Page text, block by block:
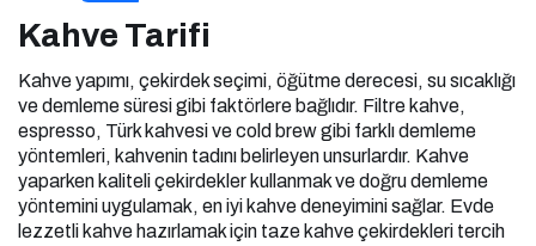
Kahve Tarifi
Kahve yapımı, çekirdek seçimi, öğütme derecesi, su sıcaklığı
ve demleme süresi gibi faktörlere bağlıdır. Filtre kahve,
espresso, Türk kahvesi ve cold brew gibi farklı demleme
yöntemleri, kahvenin tadını belirleyen unsurlardır. Kahve
yaparken kaliteli çekirdekler kullanmak ve doğru demleme
yöntemini uygulamak, en iyi kahve deneyimini sağlar. Evde
lezzetli kahve hazırlamak için taze kahve çekirdekleri tercih